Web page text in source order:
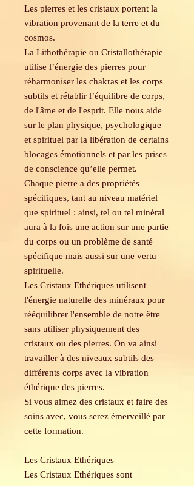
Les pierres et les cristaux portent la
vibration provenant de la terre et du
cosmos.
La Lithothérapie ou Cristallothérapie
utilise l’énergie des pierres pour
réharmoniser les chakras et les corps
subtils et rétablir l’équilibre de corps,
de l'âme et de l'esprit. Elle nous aide
sur le plan physique, psychologique
et spirituel par la libération de certains
blocages émotionnels et par les prises
de conscience qu’elle permet.
Chaque pierre a des propriétés
spécifiques, tant au niveau matériel
que spirituel : ainsi, tel ou tel minéral
aura à la fois une action sur une partie
du corps ou un problème de santé
spécifique mais aussi sur une vertu
spirituelle.
Les Cristaux Ethériques utilisent
l'énergie naturelle des minéraux pour
rééquilibrer l'ensemble de notre être
sans utiliser physiquement des
cristaux ou des pierres. On va ainsi
travailler à des niveaux subtils des
différents corps avec la vibration
éthérique des pierres.
Si vous aimez des cristaux et faire des
soins avec, vous serez émerveillé par
cette formation.
Les Cristaux Ethériques
Les Cristaux Ethériques sont